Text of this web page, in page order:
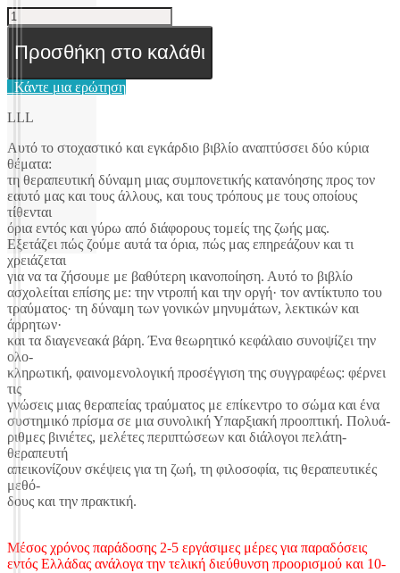
Στην
καρδιά
της
θεραπείας
/
Laura
Barnett
ποσότητα
Προσθήκη στο καλάθι
Κάντε μια ερώτηση
LLL
Αυτό το στοχαστικό και εγκάρδιο βιβλίο αναπτύσσει δύο κύρια
θέματα:
τη θεραπευτική δύναμη μιας συμπονετικής κατανόησης προς τον
εαυτό μας και τους άλλους, και τους τρόπους με τους οποίους
τίθενται
όρια εντός και γύρω από διάφορους τομείς της ζωής μας.
Εξετάζει πώς ζούμε αυτά τα όρια, πώς μας επηρεάζουν και τι
χρειάζεται
για να τα ζήσουμε με βαθύτερη ικανοποίηση. Αυτό το βιβλίο
ασχολείται επίσης με: την ντροπή και την οργή· τον αντίκτυπο του
τραύματος· τη δύναμη των γονικών μηνυμάτων, λεκτικών και
άρρητων·
και τα διαγενεακά βάρη. Ένα θεωρητικό κεφάλαιο συνοψίζει την
ολο-
κληρωτική, φαινομενολογική προσέγγιση της συγγραφέως: φέρνει
τις
γνώσεις μιας θεραπείας τραύματος με επίκεντρο το σώμα και ένα
συστημικό πρίσμα σε μια συνολική Υπαρξιακή προοπτική. Πολυά-
ριθμες βινιέτες, μελέτες περιπτώσεων και διάλογοι πελάτη-
θεραπευτή
απεικονίζουν σκέψεις για τη ζωή, τη φιλοσοφία, τις θεραπευτικές
μεθό-
δους και την πρακτική.
Μέσος χρόνος παράδοσης 2-5 εργάσιμες μέρες για παραδόσεις
εντός Ελλάδας ανάλογα την τελική διεύθυνση προορισμού και 10-